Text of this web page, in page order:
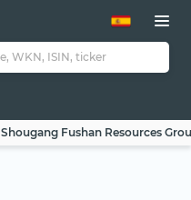
Shougang Fushan Resources